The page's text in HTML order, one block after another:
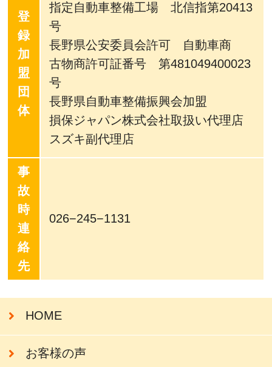
登
録
加
盟
団
体
指定自動車整備工場 北信指第20413
号
長野県公安委員会許可 自動車商
古物商許可証番号 第481049400023
号
長野県自動車整備振興会加盟
損保ジャパン株式会社取扱い代理店
スズキ副代理店
事
故
時
連
絡
先
026−245−1131
HOME
お客様の声